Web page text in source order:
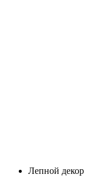
Лепной декор